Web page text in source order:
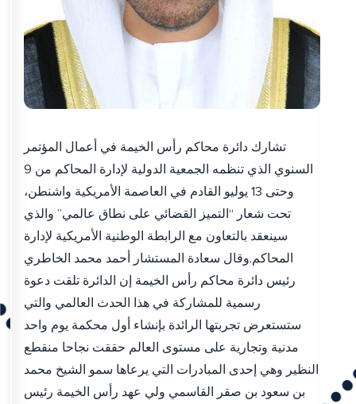
تشارك دائرة محاكم رأس الخيمة في أعمال المؤتمر
السنوي الذي تنظمه الجمعية الدولية لإدارة المحاكم من 9
وحتى 13 يوليو القادم في العاصمة الأمريكية واشنطن،
تحت شعار “التميز القضائي على نطاق عالمي” والذي
سينعقد بالتعاون مع الرابطة الوطنية الأمريكية لإدارة
المحاكم.وقال سعادة المستشار أحمد محمد الخاطري
رئيس دائرة محاكم رأس الخيمة إن الدائرة تلقت دعوة
رسمية للمشاركة في هذا الحدث العالمي والتي
ستستعرض تجربتها الرائدة بإنشاء أول محكمة يوم واحد
مدنية وتجارية على مستوى العالم حققت نجاحا منقطع
النظير وهي إحدى المبادرات التي يرعاها سمو الشيخ محمد
بن سعود بن صقر القاسمي ولي عهد رأس الخيمة رئيس